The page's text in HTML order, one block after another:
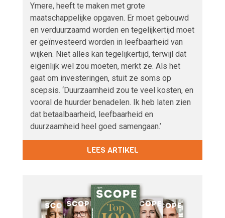
Ymere, heeft te maken met grote
maatschappelijke opgaven. Er moet gebouwd
en verduurzaamd worden en tegelijkertijd moet
er geïnvesteerd worden in leefbaarheid van
wijken. Niet alles kan tegelijkertijd, terwijl dat
eigenlijk wel zou moeten, merkt ze. Als het
gaat om investeringen, stuit ze soms op
scepsis. ‘Duurzaamheid zou te veel kosten, en
vooral de huurder benadelen. Ik heb laten zien
dat betaalbaarheid, leefbaarheid en
duurzaamheid heel goed samengaan.’
LEES ARTIKEL